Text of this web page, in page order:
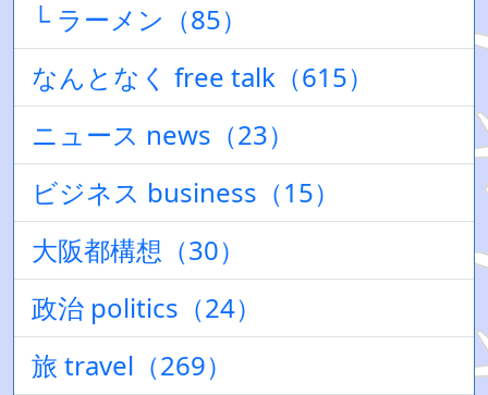
└ ラーメン（85）
なんとなく free talk（615）
ニュース news（23）
ビジネス business（15）
大阪都構想（30）
政治 politics（24）
旅 travel（269）